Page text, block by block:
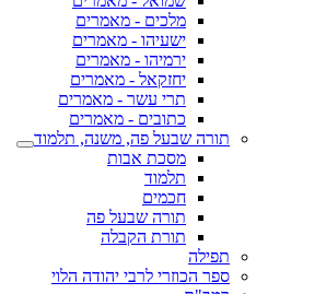
מלכים - מאמרים
ישעיהו - מאמרים
ירמיהו - מאמרים
יחזקאל - מאמרים
תרי עשר - מאמרים
כתובים - מאמרים
תורה שבעל פה, משנה, תלמוד
מסכת אבות
תלמוד
חכמים
תורה שבעל פה
תורת הקבלה
תפילה
ספר הכוזרי לרבי יהודה הלוי